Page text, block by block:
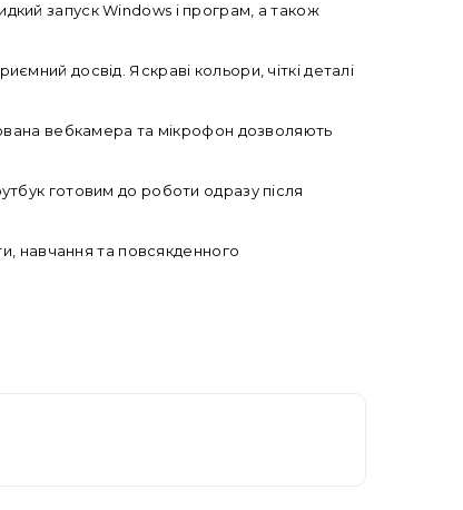
запуск Windows і програм, а також
досвід. Яскраві кольори, чіткі деталі
вебкамера та мікрофон дозволяють
готовим до роботи одразу після
навчання та повсякденного